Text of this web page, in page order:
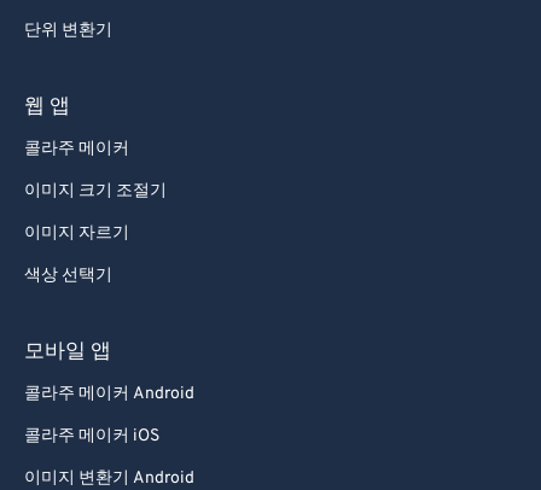
단위 변환기
웹 앱
콜라주 메이커
이미지 크기 조절기
이미지 자르기
색상 선택기
모바일 앱
콜라주 메이커 Android
콜라주 메이커 iOS
이미지 변환기 Android